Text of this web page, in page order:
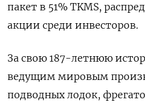
пакет в 51% TKMS,
акции среди инвесторов.
За свою 187-летнюю
ведущим мировым
подводных лодок,